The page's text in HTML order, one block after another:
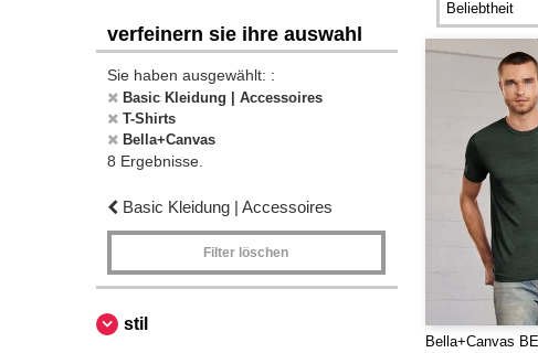
verfeinern sie ihre auswahl
Sie haben ausgewählt: :
Basic Kleidung | Accessoires
T-Shirts
Bella+Canvas
8 Ergebnisse.
Basic Kleidung | Accessoires
Filter löschen
stil
Bella+Canvas